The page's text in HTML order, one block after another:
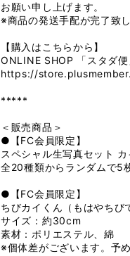
お願い申し上げます。
※商品の発送手配が完了致
【購入はこちらから】
ONLINE SHOP 「スタダ便
https://
*****
＜販売商品＞
●【FC会員限定】
スペシャル生写真セット
全20種類からランダムで5
●【FC会員限定】
ちびカイくん（もはやち
サイズ：約30cm
素材：ポリエステル、綿
※個体差がございます。予